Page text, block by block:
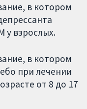
в котором
у взрослых.
в котором
при лечении
от 8 до 17